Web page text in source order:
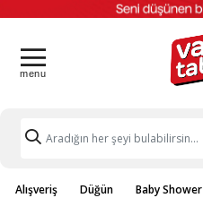
Alışveriş Düğün Baby Shower